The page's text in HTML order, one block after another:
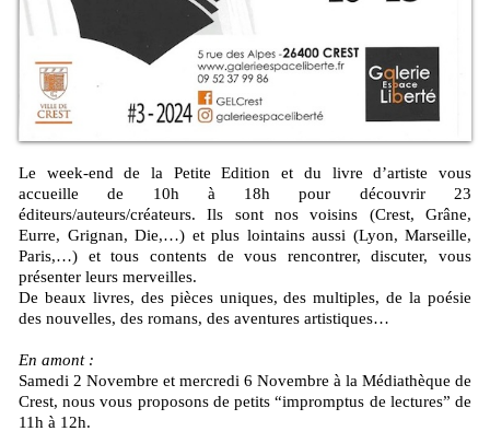
Le week-end de la Petite Edition et du livre d’artiste vous
accueille de 10h à 18h pour découvrir 23
éditeurs/auteurs/créateurs. Ils sont nos voisins (Crest, Grâne,
Eurre, Grignan, Die,…) et plus lointains aussi (Lyon, Marseille,
Paris,…) et tous contents de vous rencontrer, discuter, vous
présenter leurs merveilles.
De beaux livres, des pièces uniques, des multiples, de la poésie
des nouvelles, des romans, des aventures artistiques…
En amont :
Samedi 2 Novembre et mercredi 6 Novembre à la Médiathèque de
Crest, nous vous proposons de petits “impromptus de lectures” de
11h à 12h.